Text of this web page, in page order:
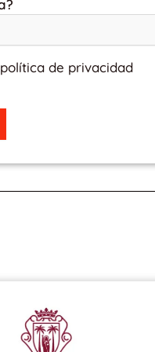
de privacidad